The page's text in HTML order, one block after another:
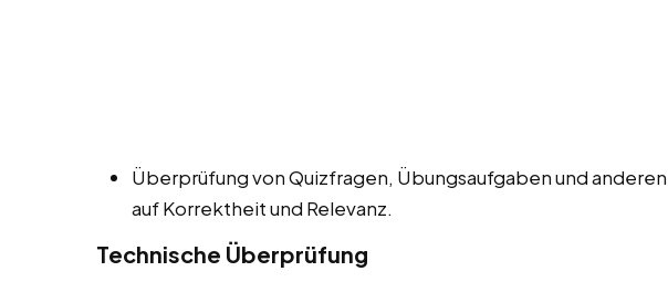
Überprüfung von Quizfragen, Übungsaufgaben und
auf Korrektheit und Relevanz.
Technische Überprüfung